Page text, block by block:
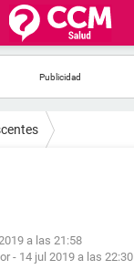
a las 21:58
- 14 jul 2019 a las 22:30